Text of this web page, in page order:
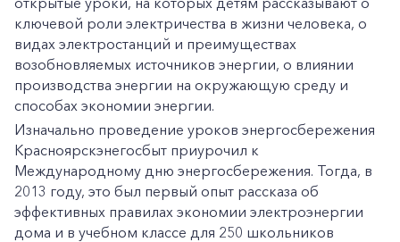
ключевой роли электричества в жизни человека, о
видах электростанций и преимуществах
возобновляемых источников энергии, о влиянии
производства энергии на окружающую среду и
способах экономии энергии.
Изначально проведение уроков энергосбережения
Красноярскэнегосбыт приурочил к
Международному дню энергосбережения. Тогда, в
2013 году, это был первый опыт рассказа об
эффективных правилах экономии электроэнергии
дома и в учебном классе для 250 школьников